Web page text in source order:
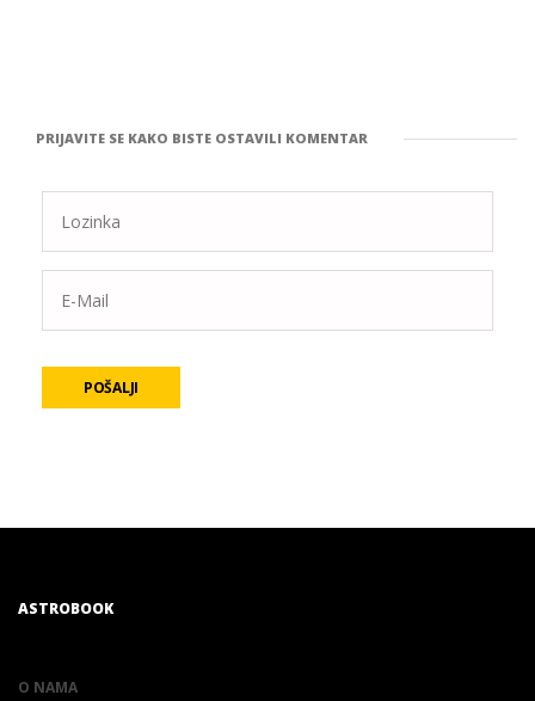
PRIJAVITE SE KAKO BISTE OSTAVILI KOMENTAR
POŠALJI
ASTROBOOK
O NAMA